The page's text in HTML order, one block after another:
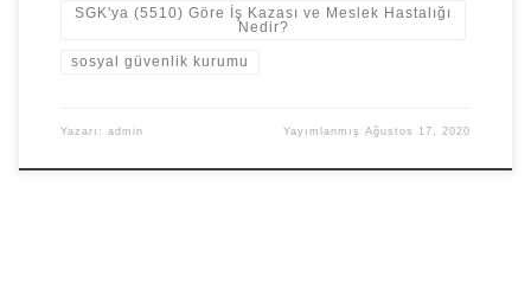
SGK'ya (5510) Göre İş Kazası ve Meslek Hastalığı
Nedir?
sosyal güvenlik kurumu
Yazarı: admin YayımlanmışAğustos 17, 2020